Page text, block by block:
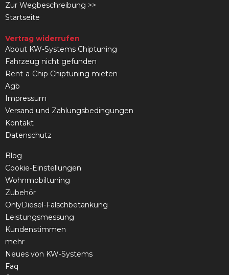
Zur Wegbeschreibung >>
Startseite
Vertrag widerrufen
About KW-Systems Chiptuning
Fahrzeug nicht gefunden
Rent-a-Chip Chiptuning mieten
Agb
Impressum
Versand und Zahlungsbedingungen
Kontakt
Datenschutz
Blog
Cookie-Einstellungen
Wohnmobiltuning
Zubehör
OnlyDiesel-Falschbetankung
Leistungsmessung
Kundenstimmen
mehr
Neues von KW-Systems
Faq